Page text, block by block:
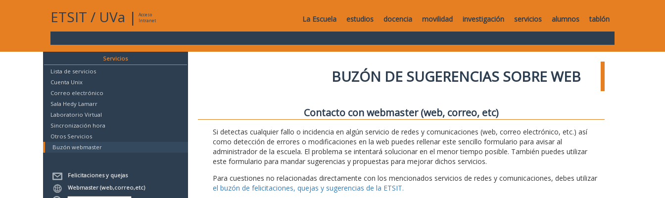
ETSIT / UVa |
Acceso
Intranet
La Escuela estudios docencia movilidad investigación servicios alumnos tablón
Servicios
Lista de servicios
Cuenta Unix
Correo electrónico
Sala Hedy Lamarr
Laboratorio Virtual
Sincronización hora
Otros Servicios
Buzón webmaster
Felicitaciones y quejas
Webmaster (web,correo,etc)
BUZÓN DE SUGERENCIAS SOBRE WEB
Contacto con webmaster (web, correo, etc)
Si detectas cualquier fallo o incidencia en algún servicio de redes y comunicaciones (web, correo electrónico, etc.) así
como detección de errores o modificaciones en la web puedes rellenar este sencillo formulario para avisar al
administrador de la escuela. El problema se intentará solucionar en el menor tiempo posible. También puedes utilizar
este formulario para mandar sugerencias y propuestas para mejorar dichos servicios.
Para cuestiones no relacionadas directamente con los mencionados servicios de redes y comunicaciones, debes utilizar
el buzón de felicitaciones, quejas y sugerencias de la ETSIT.